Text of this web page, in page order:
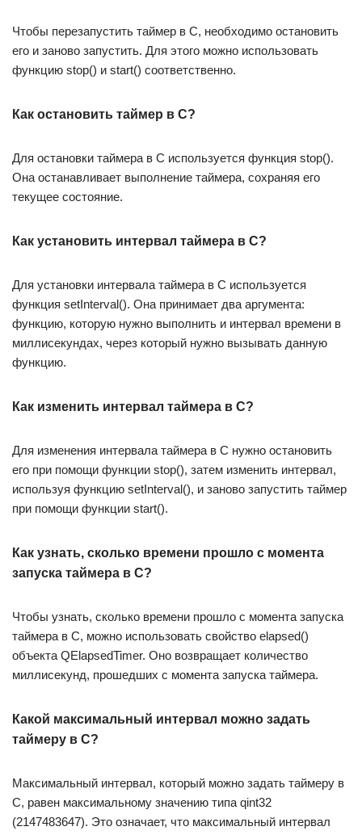
Чтобы перезапустить таймер в С, необходимо остановить
его и заново запустить. Для этого можно использовать
функцию stop() и start() соответственно.
Как остановить таймер в С?
Для остановки таймера в С используется функция stop().
Она останавливает выполнение таймера, сохраняя его
текущее состояние.
Как установить интервал таймера в С?
Для установки интервала таймера в С используется
функция setInterval(). Она принимает два аргумента:
функцию, которую нужно выполнить и интервал времени в
миллисекундах, через который нужно вызывать данную
функцию.
Как изменить интервал таймера в С?
Для изменения интервала таймера в С нужно остановить
его при помощи функции stop(), затем изменить интервал,
используя функцию setInterval(), и заново запустить таймер
при помощи функции start().
Как узнать, сколько времени прошло с момента
запуска таймера в С?
Чтобы узнать, сколько времени прошло с момента запуска
таймера в С, можно использовать свойство elapsed()
объекта QElapsedTimer. Оно возвращает количество
миллисекунд, прошедших с момента запуска таймера.
Какой максимальный интервал можно задать
таймеру в С?
Максимальный интервал, который можно задать таймеру в
С, равен максимальному значению типа qint32
(2147483647). Это означает, что максимальный интервал